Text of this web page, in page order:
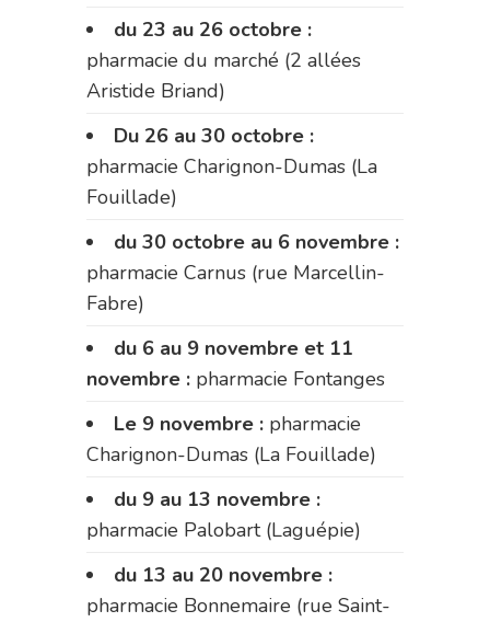
du 23 au 26 octobre :
pharmacie du marché (2 allées
Aristide Briand)
Du 26 au 30 octobre :
pharmacie Charignon-Dumas (La
Fouillade)
du 30 octobre au 6 novembre :
pharmacie Carnus (rue Marcellin-
Fabre)
du 6 au 9 novembre et 11
novembre : pharmacie Fontanges
Le 9 novembre : pharmacie
Charignon-Dumas (La Fouillade)
du 9 au 13 novembre :
pharmacie Palobart (Laguépie)
du 13 au 20 novembre :
pharmacie Bonnemaire (rue Saint-